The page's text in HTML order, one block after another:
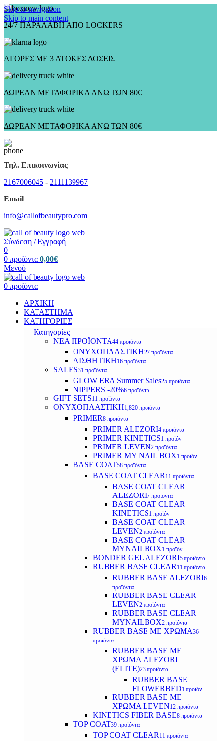
Skip to navigation
Skip to main content
24/7 ΠΑΡΑΛΑΒΗ ΑΠΟ LOCKERS
ΑΓΟΡΕΣ ΜΕ 3 ΑΤΟΚΕΣ ΔΟΣΕΙΣ
ΔΩΡΕΑΝ ΜΕΤΑΦΟΡΙΚΑ ΑΝΩ ΤΩΝ 80€
ΔΩΡΕΑΝ ΜΕΤΑΦΟΡΙΚΑ ΑΝΩ ΤΩΝ 80€
Τηλ. Επικοινωνίας
2167006045 - 2111139967
Email
info@callofbeautypro.com
Σύνδεση / Εγγραφή
0
0 προϊόντα 0,00€
Μενού
0 προϊόντα
ΑΡΧΙΚΗ
ΚΑΤΑΣΤΗΜΑ
ΚΑΤΗΓΟΡΙΕΣ
Κατηγορίες
ΝΕΑ ΠΡΟΪΟΝΤΑ44 προϊόντα
ΟΝΥΧΟΠΛΑΣΤΙΚΗ27 προϊόντα
ΑΙΣΘΗΤΙΚΗ16 προϊόντα
SALES31 προϊόντα
GLOW ERA Summer Sales25 προϊόντα
NIPPERS -20%6 προϊόντα
GIFT SETS11 προϊόντα
ΟΝΥΧΟΠΛΑΣΤΙΚΗ1,820 προϊόντα
PRIMER8 προϊόντα
PRIMER ALEZORI4 προϊόντα
PRIMER KINETICS1 προϊόν
PRIMER LEVEN2 προϊόντα
PRIMER MY NAIL BOX1 προϊόν
BASE COAT58 προϊόντα
BASE COAT CLEAR 11 προϊόντα
BASE COAT CLEAR
ALEZORI7 προϊόντα
BASE COAT CLEAR
KINETICS1 προϊόν
BASE COAT CLEAR
LEVEN2 προϊόντα
BASE COAT CLEAR
MYNAILBOX1 προϊόν
BONDER GEL ALEZORI5 προϊόντα
RUBBER BASE CLEAR 11 προϊόντα
RUBBER BASE ALEZORI6
προϊόντα
RUBBER BASE CLEAR
LEVEN2 προϊόντα
RUBBER BASE CLEAR
MYNAILBOX2 προϊόντα
RUBBER BASE ΜΕ ΧΡΩΜΑ36
προϊόντα
RUBBER BASE ΜΕ
ΧΡΩΜΑ ALEZORI
(ELITE)23 προϊόντα
RUBBER BASE
FLOWERBED1 προϊόν
RUBBER BASE ΜΕ
ΧΡΩΜΑ LEVEN12 προϊόντα
KINETICS FIBER BASE8 προϊόντα
TOP COAT39 προϊόντα
TOP COAT CLEAR 11 προϊόντα